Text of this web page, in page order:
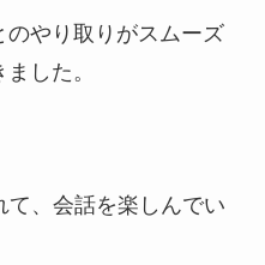
やり取りがスムーズ
した。
て、会話を楽しんでい